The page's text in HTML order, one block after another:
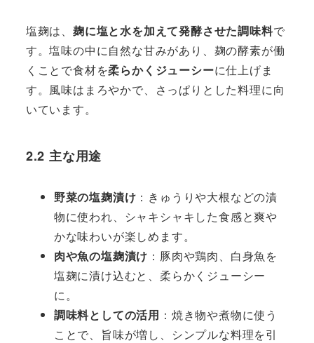
塩麹は、 麹に塩と水を加えて発酵させた調味料で
す。塩味の中に自然な甘みがあり、麹の酵素が働
くことで食材を柔らかくジューシーに仕上げま
す。風味はまろやかで、さっぱりとした料理に向
いています。
2.2 主な用途
野菜の塩麹漬け ：きゅうりや大根などの漬
物に使われ、シャキシャキした食感と爽や
かな味わいが楽しめます。
肉や魚の塩麹漬け ：豚肉や鶏肉、白身魚を
塩麹に漬け込むと、柔らかくジューシー
に。
調味料としての活用 ：焼き物や煮物に使う
ことで、旨味が増し、シンプルな料理を引